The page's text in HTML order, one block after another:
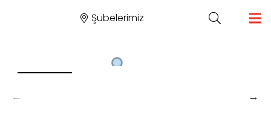
Şubelerimiz